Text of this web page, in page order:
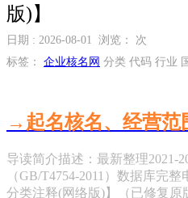
版)】
日期 : 2026-08-01 浏览：
次
标签： 企业核名网 分类 代码 行业
→起名核名、经营
导读简介描述：最新整理2021-
（GB/T4754-2011）数据库完
分类注释(网络版)】（已修复